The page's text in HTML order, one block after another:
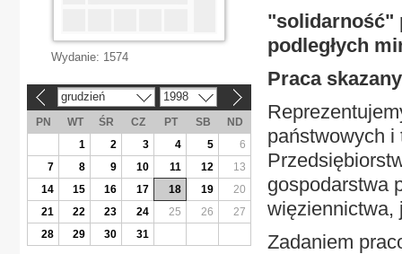
"solidarność"
podległych
Praca
państwowych i
gospodarstwa
więziennictwa,
Zadaniem
Wydanie: 1574
grudzień 1998
PN WT ŚR CZ PT SB
ND
1
2 3 4 5
6
7
8 9 10 11 12
13
14
15 16 17 18 19
20
21
22 23 24 25 26
27
28
29 30 31